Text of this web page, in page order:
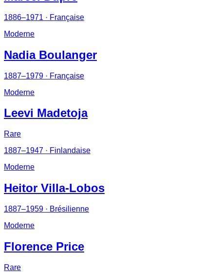
1886–1971 · Française
Moderne
Nadia Boulanger
1887–1979 · Française
Moderne
Leevi Madetoja
Rare
1887–1947 · Finlandaise
Moderne
Heitor Villa-Lobos
1887–1959 · Brésilienne
Moderne
Florence Price
Rare